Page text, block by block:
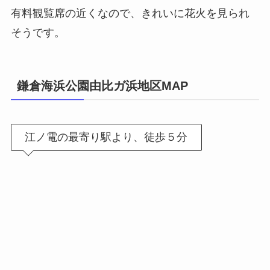
有料観覧席の近くなので、きれいに花火を見られ
そうです。
鎌倉海浜公園由比ガ浜地区MAP
江ノ電の最寄り駅より、徒歩５分